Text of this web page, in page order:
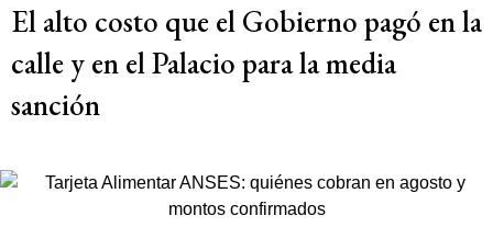
El alto costo que el Gobierno pagó en la
calle y en el Palacio para la media
sanción